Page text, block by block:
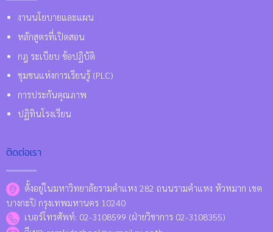
งานนโยบายและแผน
หลักสูตรที่เปิดสอน
กฎ ระเบียบ ข้อปฏิบัติ
ชุมชนแห่งการเรียนรู้ (PLC)
การประกันคุณภาพ
ปฏิทินโรงเรียน
ติดต่อเรา
ตั้งอยู่ในมหาวิทยาลัยรามคำแหง 282 ถนนรามคำแหง หัวหมาก เขต
บางกะปิ กรุงเทพมหานคร 10240
เบอร์โทรศัพท์: 02-3108599 (ฝ่ายวิชาการ 02-3108355)